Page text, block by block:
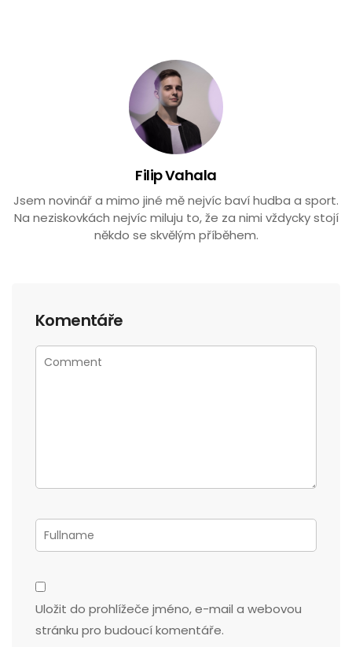
Filip Vahala
Jsem novinář a mimo jiné mě nejvíc baví hudba a sport.
Na neziskovkách nejvíc miluju to, že za nimi vždycky stojí
někdo se skvělým příběhem.
Komentáře
Uložit do prohlížeče jméno, e-mail a webovou
stránku pro budoucí komentáře.